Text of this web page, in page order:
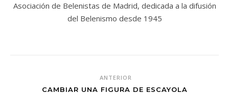
Asociación de Belenistas de Madrid, dedicada a la difusión
del Belenismo desde 1945
ANTERIOR
CAMBIAR UNA FIGURA DE ESCAYOLA